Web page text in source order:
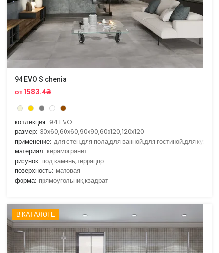
94 EVO Sichenia
от 1583.4₴
коллекция: 94 EVO
размер: 30x60,60x60,90x90,60x120,120x120
применение: для стен,для пола,для ванной,для гостиной,для кухни
материал: керамогранит
рисунок: под камень,терраццо
поверхность: матовая
форма: прямоугольник,квадрат
В КАТАЛОГЕ